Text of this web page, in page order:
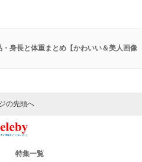
身長と体重まとめ【かわいい＆美人画像
の先頭へ
特集一覧